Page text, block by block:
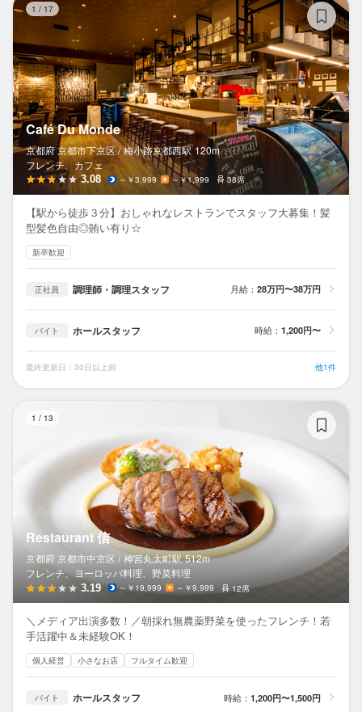
1 / 17
Café Du Monde
京都府 京都市下京区 / 梅小路京都西駅 120m
フレンチ、カフェ
3.08 ～￥3,999 ～￥1,999 38席
【駅から徒歩３分】おしゃれなレストランでスタッフ大募集！髪
型髪色自由◎賄い有り☆
新卒歓迎
正社員 調理師・調理スタッフ 月給： 28万円〜38万円
バイト ホールスタッフ 時給： 1,200円〜
最終更新日：30日以上前 他1件
1 / 13
Restaurant 信
京都府 京都市中京区 / 神宮丸太町駅 512m
フレンチ、ヨーロッパ料理、野菜料理
3.19 ～￥19,999 ～￥9,999 12席
＼メディア出演多数！／朝採れ無農薬野菜を使ったフレンチ！若
手活躍中＆未経験OK！
個人経営 小さなお店 フルタイム歓迎
バイト ホールスタッフ 時給： 1,200円〜1,500円